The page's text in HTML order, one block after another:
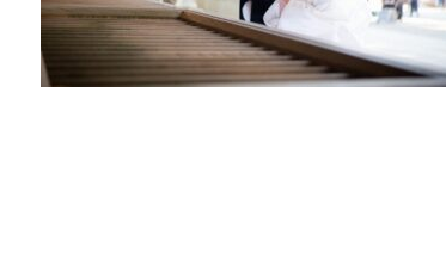
衣装レンタルの流れ
ご相談・お問い合わせ